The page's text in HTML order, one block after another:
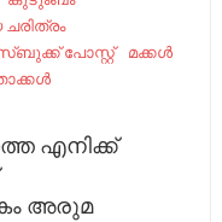
ചരിത്രം
പോസ്റ്റ്
മക്കൾ
എനിക്ക്
അരുമ